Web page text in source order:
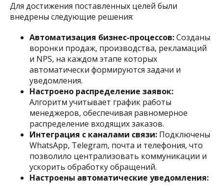
Для достижения поставленных целей были
внедрены следующие решения:
Автоматизация бизнес-процессов:Созданы
воронки продаж, производства, рекламаций
и NPS, на каждом этапе которых
автоматически формируются задачи и
уведомления.​
Настроено распределение заявок:
Алгоритм учитывает график работы
менеджеров, обеспечивая равномерное
распределение входящих заказов.​
Интеграция с каналами связи: Подключены
WhatsApp, Telegram, почта и телефония, что
позволило централизовать коммуникации и
ускорить обработку обращений.​
Настроены автоматические уведомления: